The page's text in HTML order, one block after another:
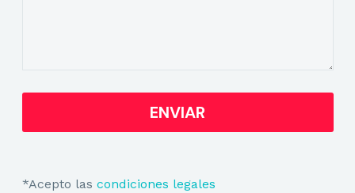
*Acepto las condiciones legales